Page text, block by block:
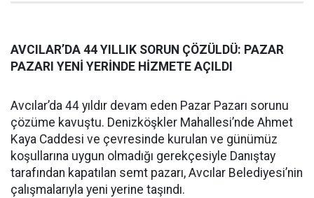
AVCILAR’DA 44 YILLIK SORUN ÇÖZÜLDÜ: PAZAR
PAZARI YENİ YERİNDE HİZMETE AÇILDI
Avcılar’da 44 yıldır devam eden Pazar Pazarı sorunu
çözüme kavuştu. Denizköşkler Mahallesi’nde Ahmet
Kaya Caddesi ve çevresinde kurulan ve günümüz
koşullarına uygun olmadığı gerekçesiyle Danıştay
tarafından kapatılan semt pazarı, Avcılar Belediyesi’nin
çalışmalarıyla yeni yerine taşındı.